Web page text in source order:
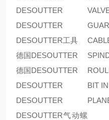
DESOUTTER
DESOUTTER
DESOUTTER工具
德国DESOUTTER
德国DESOUTTER
DESOUTTER
BIT
DESOUTTER
DESOUTTER气动螺